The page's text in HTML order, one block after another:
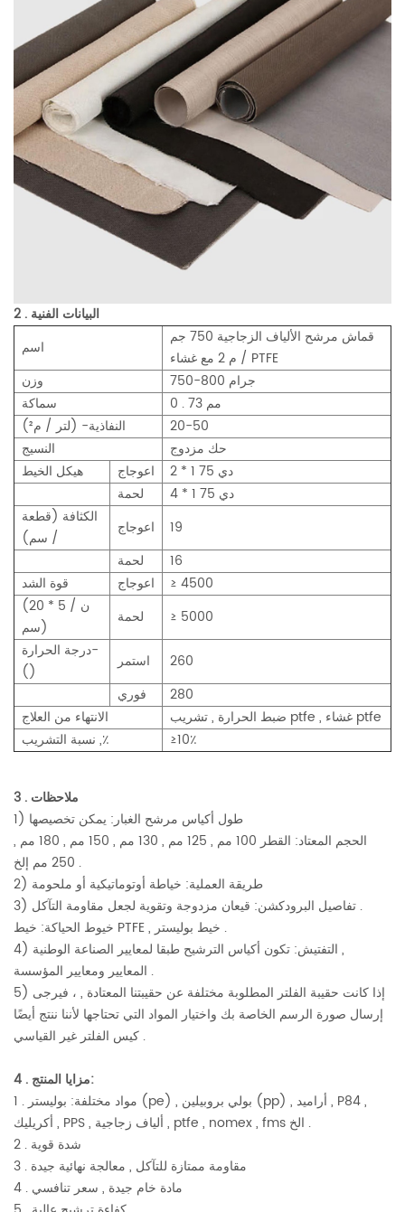
2 . البيانات الفنية
اسم
قماش مرشح الألياف الزجاجية 750 جم
/ م 2 مع غشاء PTFE
وزن
750-800 جرام
سماكة
0 . 73 مم
النفاذية- (لتر / م²)
20-50
النسيج
حك مزدوج
هيكل الخيط
اعوجاج
دي 75 1 * 2
لحمة
دي 75 1 * 4
الكثافة (قطعة
/ سم)
اعوجاج
19
لحمة
16
قوة الشد
اعوجاج
≥ 4500
(ن / 5 * 20
سم)
لحمة
≥ 5000
درجة الحرارة-
()
استمر
260
فوري
280
الانتهاء من العلاج
ضبط الحرارة , تشريب ptfe , غشاء ptfe
نسبة التشريب ,٪
≥10٪
3 . ملاحظات
1) طول أكياس مرشح الغبار: يمكن تخصيصها
الحجم المعتاد: القطر 100 مم , 125 مم , 130 مم , 150 مم , 180 مم ,
250 مم إلخ .
2) طريقة العملية: خياطة أوتوماتيكية أو ملحومة
3) تفاصيل البرودكشن: قيعان مزدوجة وتقوية لجعل مقاومة التآكل .
خيوط الحياكة: خيط PTFE , خيط بوليستر .
4) التفتيش: تكون أكياس الترشيح طبقا لمعايير الصناعة الوطنية ,
المعايير ومعايير المؤسسة .
5) إذا كانت حقيبة الفلتر المطلوبة مختلفة عن حقيبتنا المعتادة , ، فيرجى
إرسال صورة الرسم الخاصة بك واختيار المواد التي تحتاجها لأننا ننتج أيضًا
كيس الفلتر غير القياسي .
4 . مزايا المنتج:
1 . مواد مختلفة: بوليستر (pe) , بولي بروبيلين (pp) , أراميد , P84 ,
أكريليك , PPS , ألياف زجاجية , ptfe , nomex , fms الخ .
2 . شدة قوية
3 . مقاومة ممتازة للتآكل , معالجة نهائية جيدة
4 . مادة خام جيدة , سعر تنافسي